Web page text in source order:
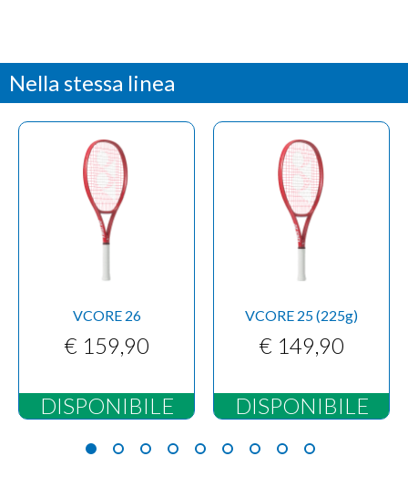
Nella stessa linea
VCORE 26
€ 159,90
DISPONIBILE
VCORE 25 (225g)
€ 149,90
DISPONIBILE